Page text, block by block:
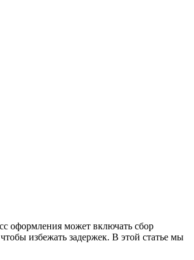
избежать задержек. В этой статье мы